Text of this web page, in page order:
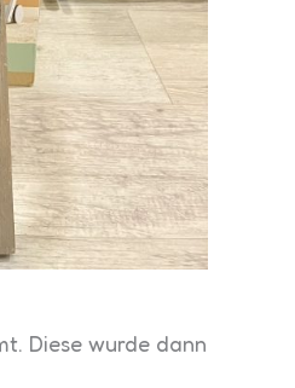
Diese wurde dann